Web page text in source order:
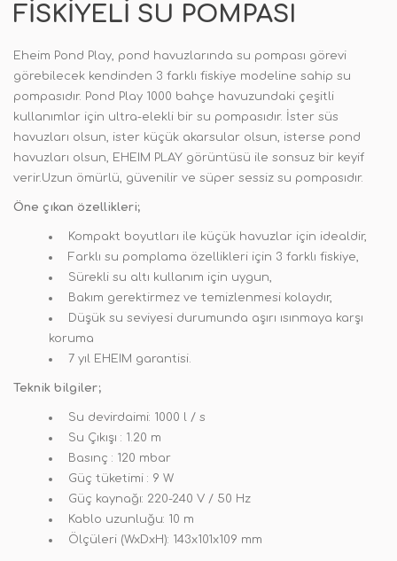
FISKIYELI SU POMPASI
Eheim Pond Play, pond havuzlarında su pompası görevi
görebilecek kendinden 3 farklı fiskiye modeline sahip su
pompasıdır. Pond Play 1000 bahçe havuzundaki çeşitli
kullanımlar için ultra-elekli bir su pompasıdır. İster süs
havuzları olsun, ister küçük akarsular olsun, isterse pond
havuzları olsun, EHEIM PLAY görüntüsü ile sonsuz bir keyif
verir.Uzun ömürlü, güvenilir ve süper sessiz su pompasıdır.
Öne çıkan özellikleri;
Kompakt boyutları ile küçük havuzlar için idealdir,
Farklı su pomplama özellikleri için 3 farklı fiskiye,
Sürekli su altı kullanım için uygun,
Bakım gerektirmez ve temizlenmesi kolaydır,
Düşük su seviyesi durumunda aşırı ısınmaya karşı
koruma
7 yıl EHEIM garantisi.
Teknik bilgiler;
Su devirdaimi: 1000 l / s
Su Çıkışı : 1.20 m
Basınç : 120 mbar
Güç tüketimi : 9 W
Güç kaynağı: 220-240 V / 50 Hz
Kablo uzunluğu: 10 m
Ölçüleri (WxDxH): 143x101x109 mm